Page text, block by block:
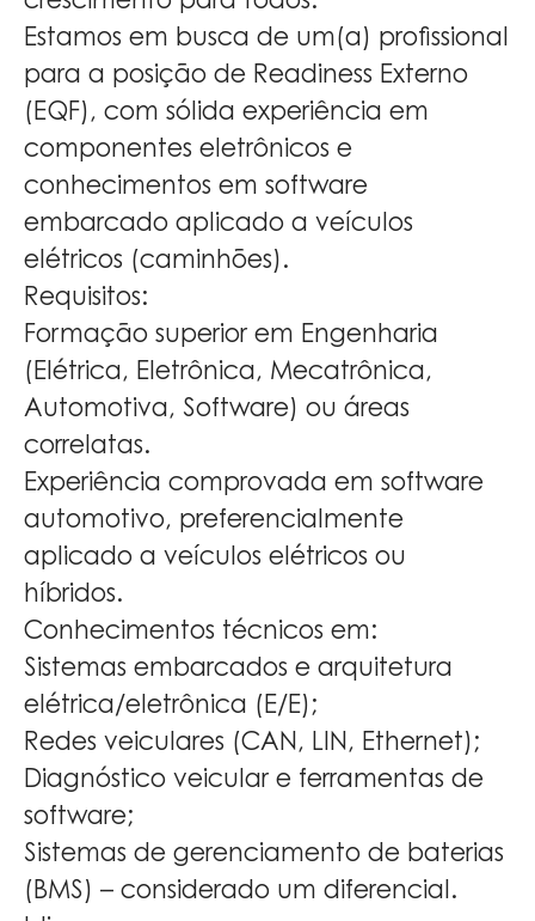
Estamos em busca de um(a) profissional
para a posição de Readiness Externo
(EQF), com sólida experiência em
componentes eletrônicos e
conhecimentos em software
embarcado aplicado a veículos
elétricos (caminhões).
Requisitos:
Formação superior em Engenharia
(Elétrica, Eletrônica, Mecatrônica,
Automotiva, Software) ou áreas
correlatas.
Experiência comprovada em software
automotivo, preferencialmente
aplicado a veículos elétricos ou
híbridos.
Conhecimentos técnicos em:
Sistemas embarcados e arquitetura
elétrica/eletrônica (E/E);
Redes veiculares (CAN, LIN, Ethernet);
Diagnóstico veicular e ferramentas de
software;
Sistemas de gerenciamento de baterias
(BMS) – considerado um diferencial.